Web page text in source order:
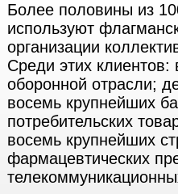
Более половины из
используют
организации
Среди этих
оборонной отрасли;
восемь крупнейших
потребительских
восемь крупнейших
фармацевтических